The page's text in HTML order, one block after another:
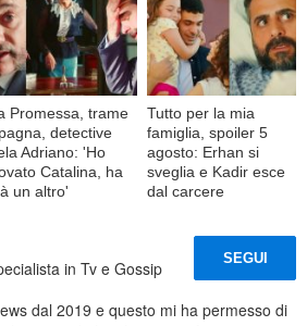
Promessa, trame
detective
Adriano: 'Ho
Catalina, ha
un altro'
Tutto per la mia
famiglia, spoiler 5
agosto: Erhan si
sveglia e Kadir esce
dal carcere
in Tv e Gossip
SEGUI
dal 2019 e questo mi ha permesso di